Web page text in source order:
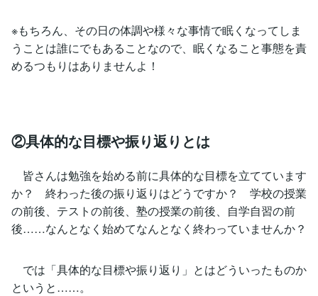
※もちろん、その日の体調や様々な事情で眠くなってしま
うことは誰にでもあることなので、眠くなること事態を責
めるつもりはありませんよ！
②具体的な目標や振り返りとは
皆さんは勉強を始める前に具体的な目標を立てています
か？ 終わった後の振り返りはどうですか？ 学校の授業
の前後、テストの前後、塾の授業の前後、自学自習の前
後……なんとなく始めてなんとなく終わっていませんか？
では「具体的な目標や振り返り」とはどういったものか
というと……。